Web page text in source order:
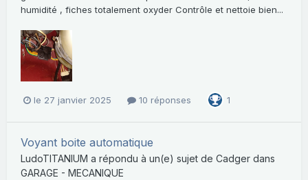
humidité , fiches totalement oxyder Contrôle et nettoie bien...
le 27 janvier 2025 10 réponses 1
Voyant boite automatique
LudoTITANIUM a répondu à un(e) sujet de Cadger dans
GARAGE - MECANIQUE